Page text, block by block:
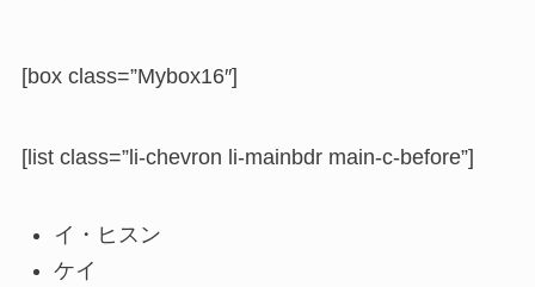
[box class=”Mybox16″]
[list class=”li-chevron li-mainbdr main-c-before”]
イ・ヒスン
ケイ